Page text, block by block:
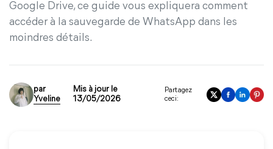
Google Drive, ce guide vous expliquera comment
accéder à la sauvegarde de WhatsApp dans les
moindres détails.
par
Yveline
Mis à jour le
13/05/2026
Partagez
ceci: